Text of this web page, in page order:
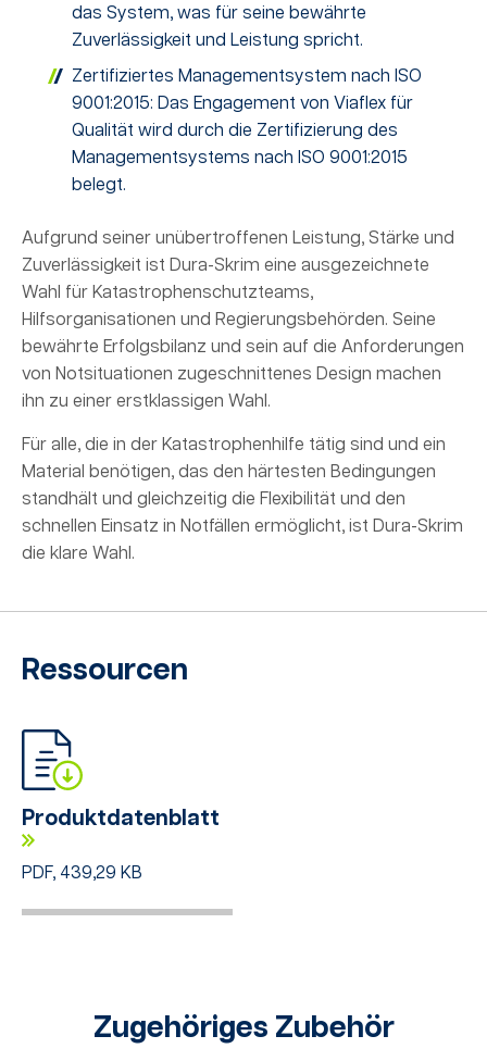
das System, was für seine bewährte
Zuverlässigkeit und Leistung spricht.
Zertifiziertes Managementsystem nach ISO
9001:2015: Das Engagement von Viaflex für
Qualität wird durch die Zertifizierung des
Managementsystems nach ISO 9001:2015
belegt.
Aufgrund seiner unübertroffenen Leistung, Stärke und
Zuverlässigkeit ist Dura-Skrim eine ausgezeichnete
Wahl für Katastrophenschutzteams,
Hilfsorganisationen und Regierungsbehörden. Seine
bewährte Erfolgsbilanz und sein auf die Anforderungen
von Notsituationen zugeschnittenes Design machen
ihn zu einer erstklassigen Wahl.
Für alle, die in der Katastrophenhilfe tätig sind und ein
Material benötigen, das den härtesten Bedingungen
standhält und gleichzeitig die Flexibilität und den
schnellen Einsatz in Notfällen ermöglicht, ist Dura-Skrim
die klare Wahl.
Ressourcen
Produktdatenblatt
PDF, 439,29 KB
Zugehöriges Zubehör